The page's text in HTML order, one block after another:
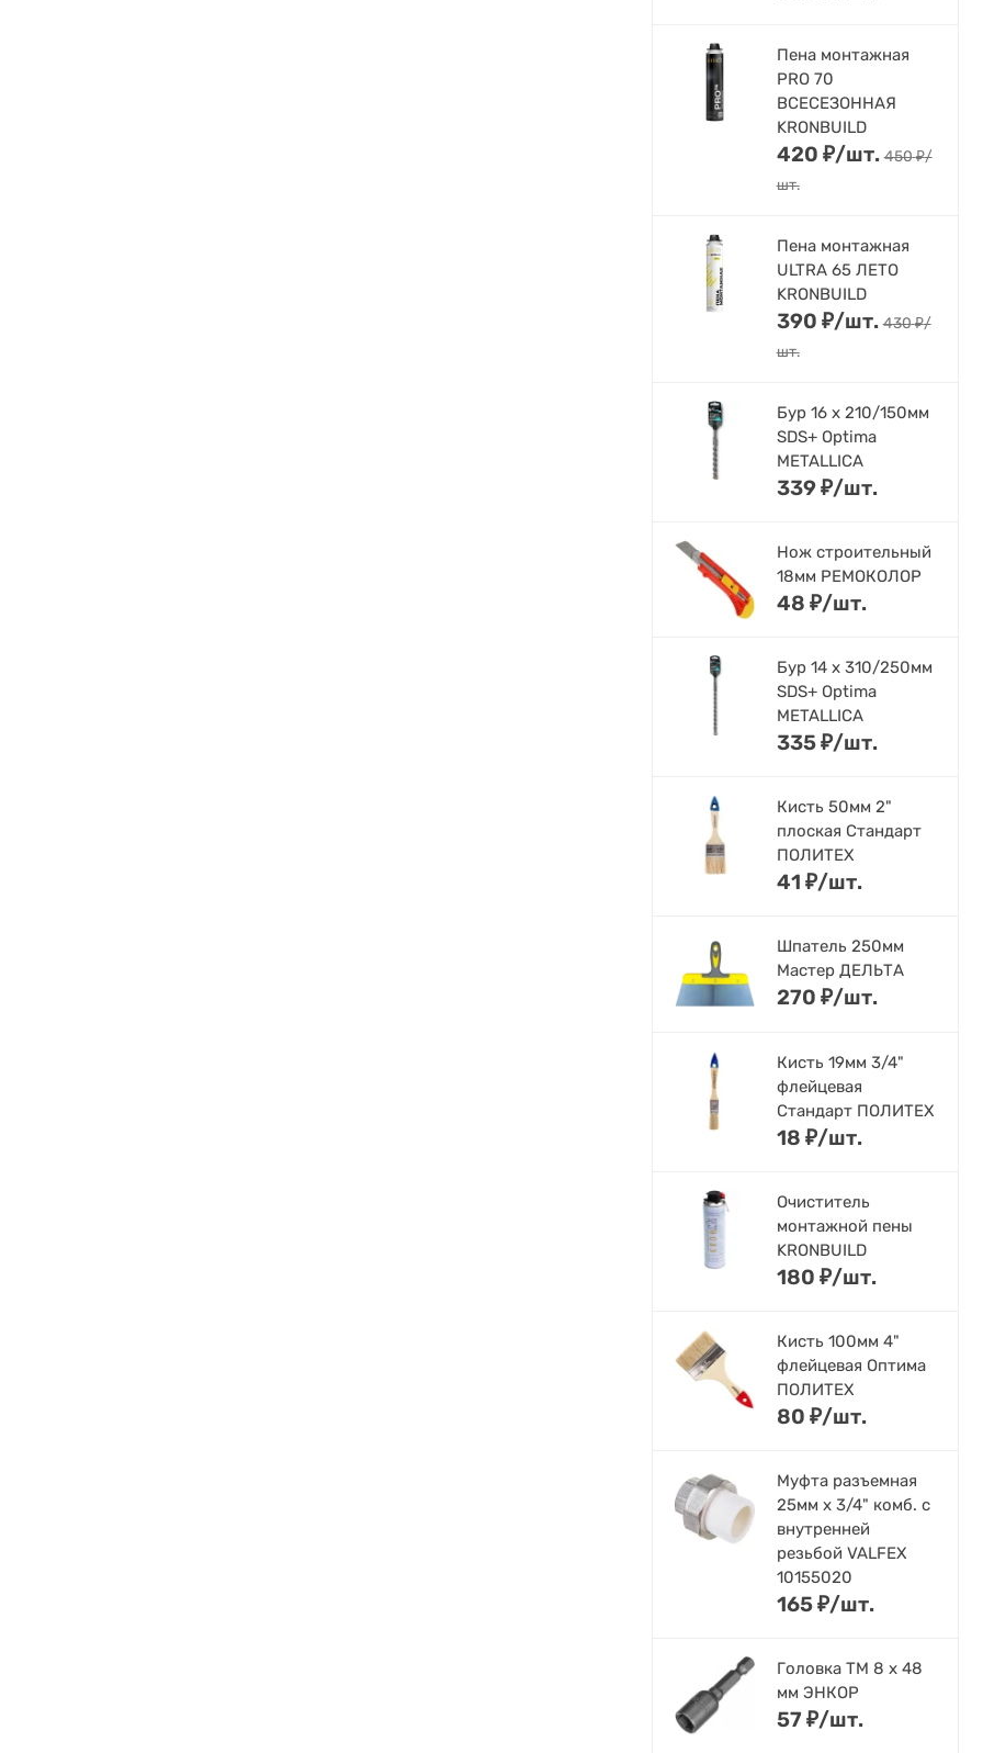
Пена монтажная
PRO 70
ВСЕСЕЗОННАЯ
KRONBUILD
420 ₽/шт. 450₽/
шт.
Пена монтажная
ULTRA 65 ЛЕТО
KRONBUILD
390 ₽/шт. 430₽/
шт.
Бур 16 х 210/150мм
SDS+ Optima
METALLICA
339₽/шт.
Нож строительный
18мм РЕМОКОЛОР
48 ₽/шт.
Бур 14 х 310/250мм
SDS+ Optima
METALLICA
335₽/шт.
Кисть 50мм 2"
плоская Стандарт
ПОЛИТЕХ
41 ₽/шт.
Шпатель 250мм
Мастер ДЕЛЬТА
270 ₽/шт.
Кисть 19мм 3/4"
флейцевая
Стандарт ПОЛИТЕХ
18 ₽/шт.
Очиститель
монтажной пены
KRONBUILD
180 ₽/шт.
Кисть 100мм 4"
флейцевая Оптима
ПОЛИТЕХ
80 ₽/шт.
Муфта разъемная
25мм х 3/4" комб. с
внутренней
резьбой VALFEX
10155020
165₽/шт.
Головка ТМ 8 х 48
мм ЭНКОР
57 ₽/шт.